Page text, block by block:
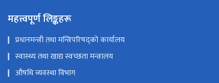
महत्त्वपूर्ण लिङ्कहरू
प्रधानमन्त्री तथा मन्त्रिपरिषद्को कार्यालय
स्वास्थ्य तथा खाद्य स्वच्छता मन्त्रालय
औषधि व्यवस्था विभाग